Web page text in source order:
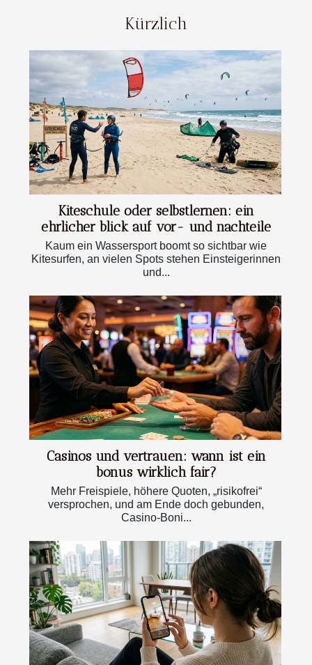
Kürzlich
Kiteschule oder selbstlernen: ein
ehrlicher blick auf vor- und nachteile
Kaum ein Wassersport boomt so sichtbar wie
Kitesurfen, an vielen Spots stehen Einsteigerinnen
und...
Casinos und vertrauen: wann ist ein
bonus wirklich fair?
Mehr Freispiele, höhere Quoten, „risikofrei“
versprochen, und am Ende doch gebunden,
Casino-Boni...